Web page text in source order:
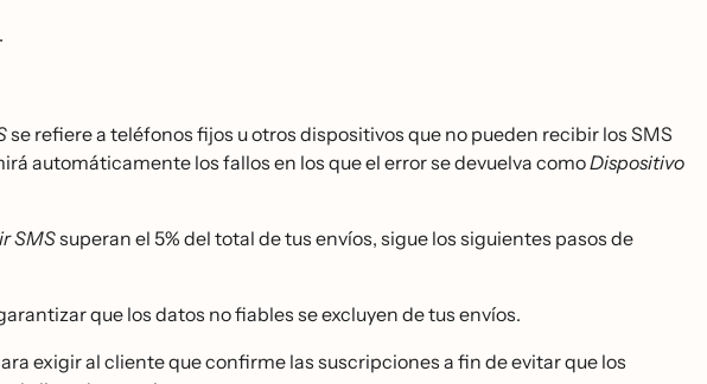
se refiere a teléfonos fijos u otros dispositivos que no pueden recibir los SMS
automáticamente los fallos en los que el error se devuelva comoDispositivo
SMSsuperan el 5% del total de tus envíos, sigue los siguientes pasos de
que los datos no fiables se excluyen de tus envíos.
exigir al cliente que confirme las suscripciones a fin de evitar que los